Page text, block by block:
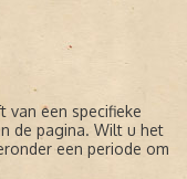
van een specifieke
de pagina. Wilt u het
een periode om